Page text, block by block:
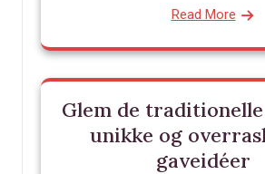
Read More
Glem de
unikke og
gaveidéer